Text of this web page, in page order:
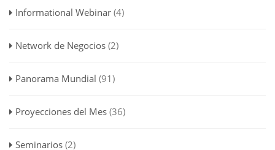
Informational Webinar (4)
Network de Negocios (2)
Panorama Mundial (91)
Proyecciones del Mes (36)
Seminarios (2)